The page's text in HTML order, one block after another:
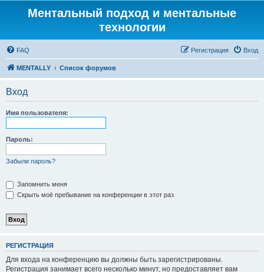
Ментальный подход и ментальные
технологии
FAQ Вход
Регистрация
MENTALLY Список форумов
Вход
Имя пользователя:
Пароль:
Забыли пароль?
Запомнить меня
Скрыть моё пребывание на конференции в этот раз
РЕГИСТРАЦИЯ
Для входа на конференцию вы должны быть зарегистрированы.
Регистрация занимает всего несколько минут, но предоставляет вам